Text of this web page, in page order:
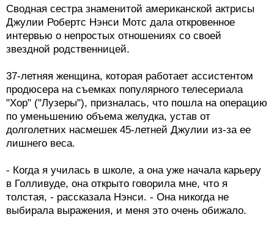
Сводная сестра знаменитой американской актрисы
Джулии Робертс Нэнси Мотс дала откровенное
интервью о непростых отношениях со своей
звездной родственницей.
37-летняя женщина, которая работает ассистентом
продюсера на съемках популярного телесериала
"Хор" ("Лузеры"), призналась, что пошла на операцию
по уменьшению объема желудка, устав от
долголетних насмешек 45-летней Джулии из-за ее
лишнего веса.
- Когда я училась в школе, а она уже начала карьеру
в Голливуде, она открыто говорила мне, что я
толстая, - рассказала Нэнси. - Она никогда не
выбирала выражения, и меня это очень обижало.